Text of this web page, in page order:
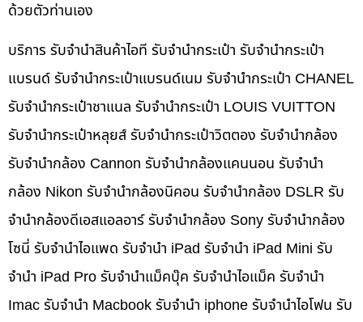
ด้วยตัวท่านเอง
บริการ รับจำนำสินค้าไอที รับจำนำกระเป๋า รับจำนำกระเป๋า
แบรนด์ รับจำนำกระเป๋าแบรนด์เนม รับจำนำกระเป๋า CHANEL
รับจำนำกระเป๋าชาแนล รับจำนำกระเป๋า LOUIS VUITTON
รับจำนำกระเป๋าหลุยส์ รับจำนำกระเป๋าวิตตอง รับจำนำกล้อง
รับจำนำกล้อง Cannon รับจำนำกล้องแคนนอน รับจำนำ
กล้อง Nikon รับจำนำกล้องนิคอน รับจำนำกล้อง DSLR รับ
จำนำกล้องดีเอสแอลอาร์ รับจำนำกล้อง Sony รับจำนำกล้อง
โซนี่ รับจำนำไอแพด รับจำนำ iPad รับจำนำ iPad Mini รับ
จำนำ iPad Pro รับจำนำแม็คบุ๊ค รับจำนำไอแม็ค รับจำนำ
Imac รับจำนำ Macbook รับจำนำ iphone รับจำนำไอโฟน รับ